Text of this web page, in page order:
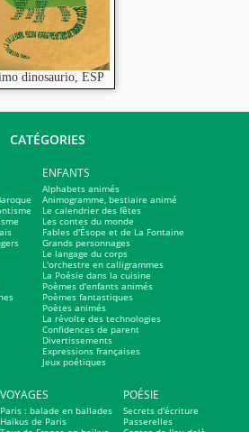
dinosaurio, ESP
CATÉGORIES
ENFANTS
Alphabets animés
Animogramme, bestiaire animé
Le calendrier des fêtes
Les contes du monde
Fables d'Ésope et de La Fontaine
Grands personnages
Le langage du corps
L'orchestre en calligrammes
La Poésie dans la cuisine
Poèmes d'enfants animés
Poèmes fantastiques
Poètes animés
La révolte des technologies
Confidences de parent
Divertissements
Expressions françaises
Jeux poétiques
VOYAGES
Paris : balade en ballades
Haïkus de Paris
POÉSIE
Secrets d'écriture
Passerelles